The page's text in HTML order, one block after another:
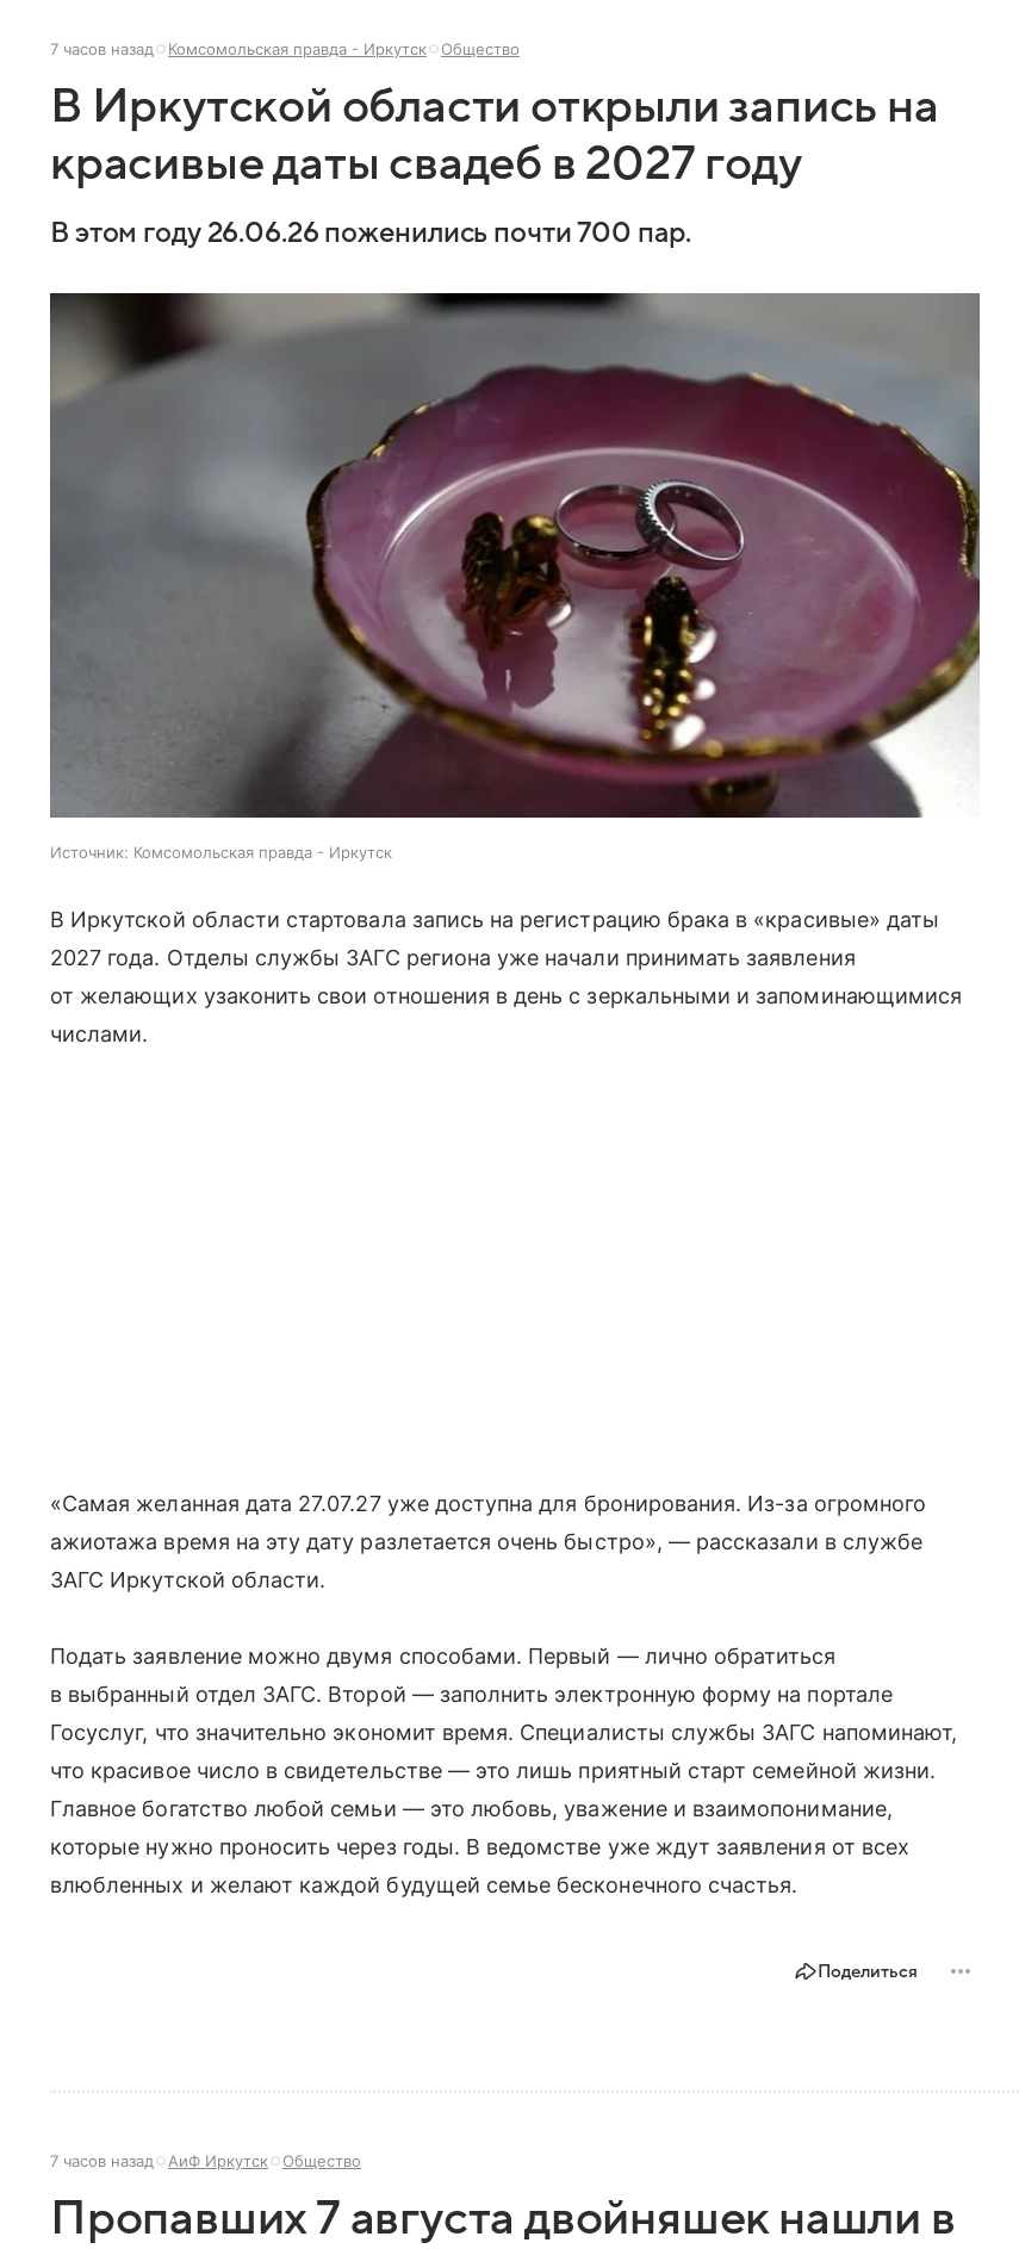
7 часов назад Комсомольская правда - Иркутск Общество
В Иркутской области открыли запись на
красивые даты свадеб в 2027 году
В этом году 26.06.26 поженились почти 700 пар.
Источник: Комсомольская правда - Иркутск
В Иркутской области стартовала запись на регистрацию брака в «красивые» даты
2027 года. Отделы службы ЗАГС региона уже начали принимать заявления
от желающих узаконить свои отношения в день с зеркальными и запоминающимися
числами.
«Самая желанная дата 27.07.27 уже доступна для бронирования. Из-за огромного
ажиотажа время на эту дату разлетается очень быстро», — рассказали в службе
ЗАГС Иркутской области.
Подать заявление можно двумя способами. Первый — лично обратиться
в выбранный отдел ЗАГС. Второй — заполнить электронную форму на портале
Госуслуг, что значительно экономит время. Специалисты службы ЗАГС напоминают,
что красивое число в свидетельстве — это лишь приятный старт семейной жизни.
Главное богатство любой семьи — это любовь, уважение и взаимопонимание,
которые нужно проносить через годы. В ведомстве уже ждут заявления от всех
влюбленных и желают каждой будущей семье бесконечного счастья.
Поделиться
7 часов назад АиФ Иркутск Общество
Пропавших 7 августа двойняшек нашли в